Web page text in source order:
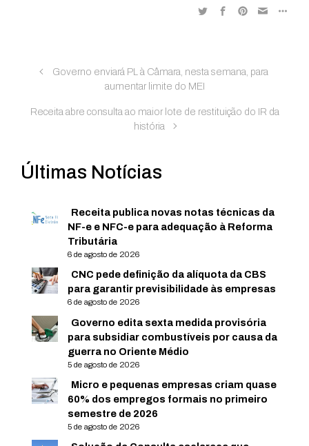
Governo enviará PL à Câmara, nesta semana, para
aumentar limite do MEI
Receita abre consulta ao maior lote de restituição do IR da
história
Últimas Notícias
Receita publica novas notas técnicas da
NF-e e NFC-e para adequação à Reforma
Tributária
6 de agosto de 2026
CNC pede definição da alíquota da CBS
para garantir previsibilidade às empresas
6 de agosto de 2026
Governo edita sexta medida provisória
para subsidiar combustíveis por causa da
guerra no Oriente Médio
5 de agosto de 2026
Micro e pequenas empresas criam quase
60% dos empregos formais no primeiro
semestre de 2026
5 de agosto de 2026